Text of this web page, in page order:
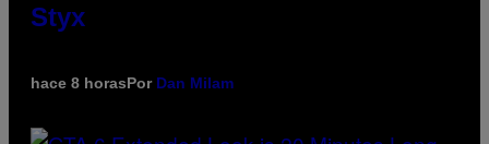
Styx
hace 8 horasPor Dan Milam